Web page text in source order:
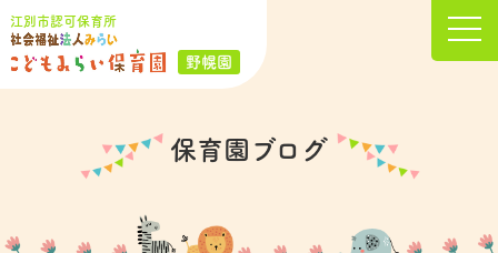
江別市認可保育所
野幌園
保育園ブログ